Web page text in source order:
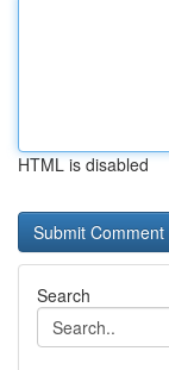
HTML is disabled
Search